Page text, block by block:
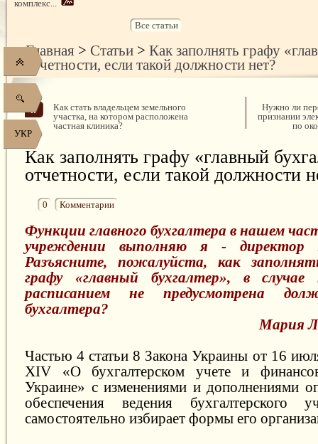
УКР
комплекс...
Все статьи
Главная > Статьи > Как заполнять графу
отчетности, если такой должности нет?
Как стать владельцем земельного
участка, на котором расположена
частная клиника?
Нужно ли
признании
по
Как заполнять графу «главный
отчетности, если такой должности
0 Комментарии
Функции главного бухгалтера в нашем
учреждении выполняю я - директор
Разъясните, пожалуйста, как
графу «главный бухгалтер», в
расписанием не предусмотрена
бухгалтера?
Мария
Частью 4 статьи 8 Закона Украины от 16
XIV «О бухгалтерском учете и
Украине» с изменениями и дополнениями
обеспечения ведения бухгалтерского
самостоятельно избирает формы его